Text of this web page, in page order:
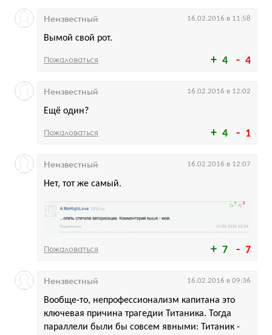
4 4
Вымой свой рот.
Неизвестный 16.02.2016 в 11:58
Пожаловаться
4 1
Ещё один?
Неизвестный 16.02.2016 в 12:02
Пожаловаться
7 7
Нет, тот же самый.
Неизвестный 16.02.2016 в 12:07
Пожаловаться
Вообще-то, непрофессионализм капитана это
ключевая причина трагедии Титаника. Тогда
параллели были бы совсем явными: Титаник -
Неизвестный 16.02.2016 в 09:36